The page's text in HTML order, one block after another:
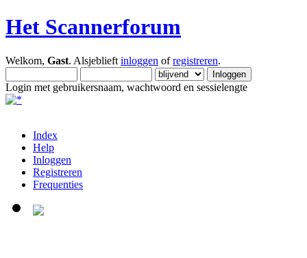
Het Scannerforum
Welkom, Gast. Alsjeblieft inloggen ofregistreren.
Login met gebruikersnaam, wachtwoord en sessielengte
Index
Help
Inloggen
Registreren
Frequenties